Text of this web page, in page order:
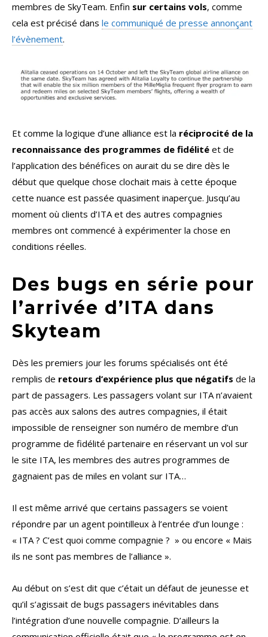
membres de SkyTeam. Enfin sur certains vols, comme
cela est précisé dans le communiqué de presse annonçant
l’évènement.
Et comme la logique d’une alliance est la réciprocité de la
reconnaissance des programmes de fidélité et de
l’application des bénéfices on aurait du se dire dès le
début que quelque chose clochait mais à cette époque
cette nuance est passée quasiment inaperçue. Jusqu’au
moment où clients d’ITA et des autres compagnies
membres ont commencé à expérimenter la chose en
conditions réelles.
Des bugs en série pour
l’arrivée d’ITA dans
Skyteam
Dès les premiers jour les forums spécialisés ont été
remplis de retours d’expérience plus que négatifs de la
part de passagers. Les passagers volant sur ITA n’avaient
pas accès aux salons des autres compagnies, il était
impossible de renseigner son numéro de membre d’un
programme de fidélité partenaire en réservant un vol sur
le site ITA, les membres des autres programmes de
gagnaient pas de miles en volant sur ITA…
Il est même arrivé que certains passagers se voient
répondre par un agent pointilleux à l’entrée d’un lounge :
« ITA ? C’est quoi comme compagnie ? » ou encore « Mais
ils ne sont pas membres de l’alliance ».
Au début on s’est dit que c’était un défaut de jeunesse et
qu’il s’agissait de bugs passagers inévitables dans
l’intégration d’une nouvelle compagnie. D’ailleurs la